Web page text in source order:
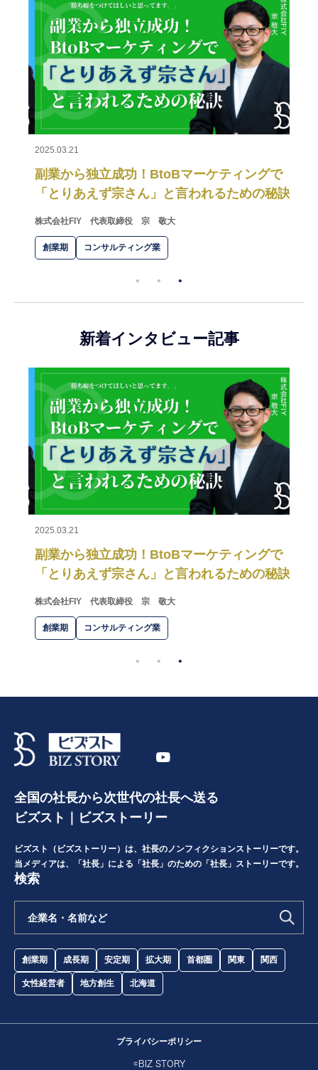
2025.03.21
副業から独立成功！BtoBマーケティングで
「とりあえず宗さん」と言われるための秘訣
株式会社FIY 代表取締役 宗 敬大
創業期 コンサルティング業
新着インタビュー記事
2025.03.21
副業から独立成功！BtoBマーケティングで
「とりあえず宗さん」と言われるための秘訣
株式会社FIY 代表取締役 宗 敬大
創業期 コンサルティング業
全国の社長から次世代の社長へ送る
ビズスト｜ビズストーリー
ビズスト（ビズストーリー）は、社長のノンフィクションストーリーです。
当メディアは、「社長」による「社長」のための「社長」ストーリーです。
検索
創業期 成長期 安定期 拡大期 首都圏 関東 関西
女性経営者 地方創生 北海道
プライバシーポリシー
©BIZ STORY